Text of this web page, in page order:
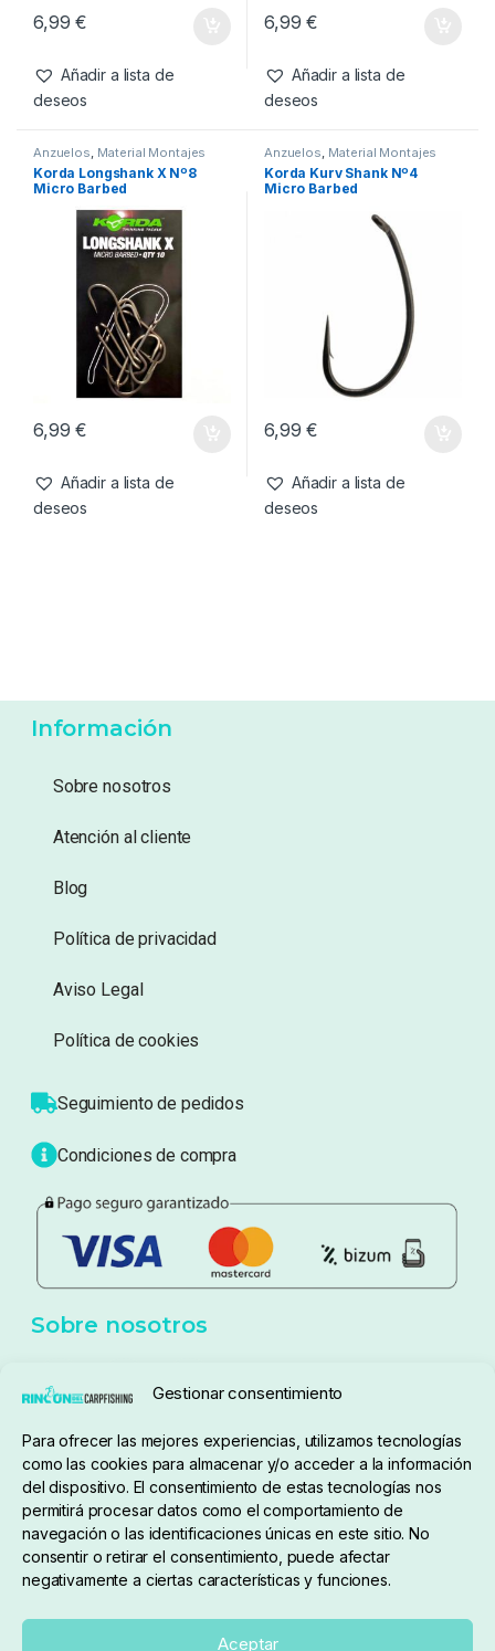
Gestionar consentimiento
Para ofrecer las mejores experiencias, utilizamos tecnologías
como las cookies para almacenar y/o acceder a la información
del dispositivo. El consentimiento de estas tecnologías nos
permitirá procesar datos como el comportamiento de
navegación o las identificaciones únicas en este sitio. No
consentir o retirar el consentimiento, puede afectar
negativamente a ciertas características y funciones.
Aceptar
Anzuelos
Korda Wide Gape X Nº10
€
Añadir a lista de
Anzuelos
Korda Kurv Shank Nº6
Añadir a lista de
Anzuelos
Korda Longshank X Nº8
6,99€
deseos
Anzuelos
Korda Kurv Shank Nº4
6,99€
Información
Sobre nosotros
Atención al cliente
Blog
Política de privacidad
Aviso Legal
Sobre nosotros